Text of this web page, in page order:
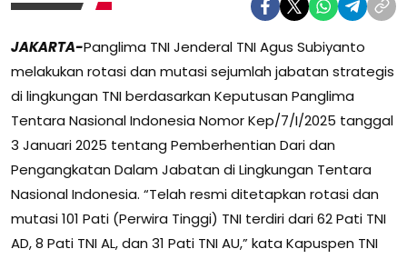
JAKARTA-Panglima TNI Jenderal TNI Agus Subiyanto
melakukan rotasi dan mutasi sejumlah jabatan strategis
di lingkungan TNI berdasarkan Keputusan Panglima
Tentara Nasional Indonesia Nomor Kep/7/I/2025 tanggal
3 Januari 2025 tentang Pemberhentian Dari dan
Pengangkatan Dalam Jabatan di Lingkungan Tentara
Nasional Indonesia. “Telah resmi ditetapkan rotasi dan
mutasi 101 Pati (Perwira Tinggi) TNI terdiri dari 62 Pati TNI
AD, 8 Pati TNI AL, dan 31 Pati TNI AU,” kata Kapuspen TNI